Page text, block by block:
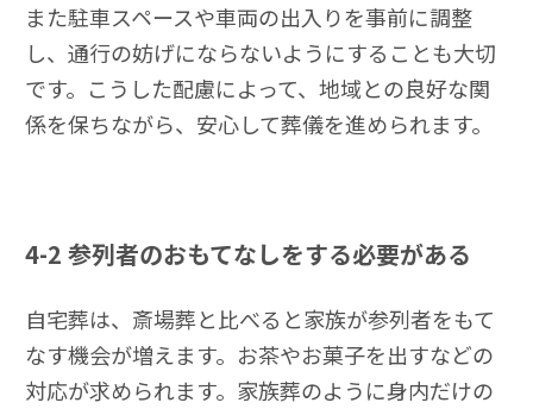
また駐車スペースや車両の出入りを事前に調整
し、通行の妨げにならないようにすることも大切
です。こうした配慮によって、地域との良好な関
係を保ちながら、安心して葬儀を進められます。
4-2 参列者のおもてなしをする必要がある
自宅葬は、斎場葬と比べると家族が参列者をもて
なす機会が増えます。お茶やお菓子を出すなどの
対応が求められます。家族葬のように身内だけの